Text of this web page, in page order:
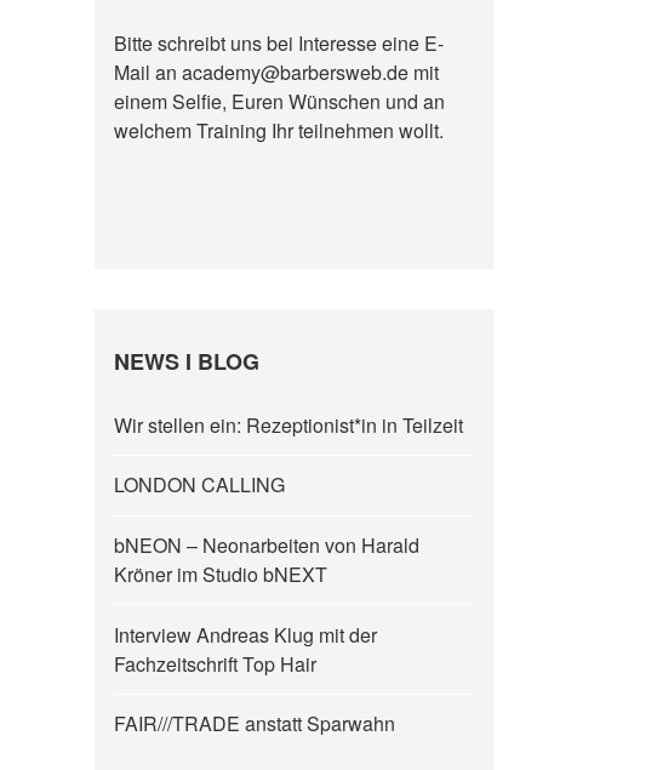
Bitte schreibt uns bei Interesse eine E-
Mail an academy@barbersweb.de mit
einem Selfie, Euren Wünschen und an
welchem Training Ihr teilnehmen wollt.
NEWS I BLOG
Wir stellen ein: Rezeptionist*in in Teilzeit
LONDON CALLING
bNEON – Neonarbeiten von Harald
Kröner im Studio bNEXT
Interview Andreas Klug mit der
Fachzeitschrift Top Hair
FAIR///TRADE anstatt Sparwahn